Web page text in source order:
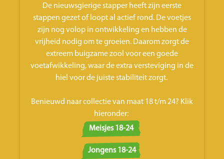
De nieuwsgierige stapper heeft zijn eerste
stappen gezet of loopt al actief rond. De voetjes
zijn nog volop in ontwikkeling en hebben de
vrijheid nodig om te groeien. Daarom zorgt de
extreem buigzame zool voor een goede
voetafwikkeling, waar de extra versteviging in de
hiel voor de juiste stabiliteit zorgt.
Benieuwd naar collectie van maat 18 t/m 24? Klik
hieronder:
Meisjes 18-24
Jongens 18-24